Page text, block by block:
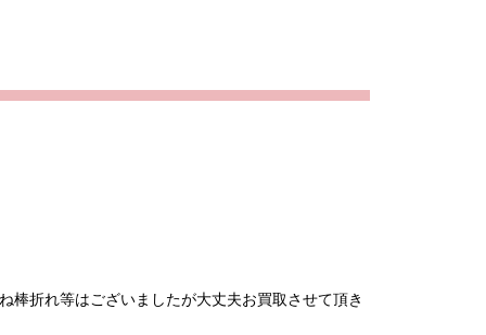
棒折れ等はございましたが大丈夫お買取させて頂き